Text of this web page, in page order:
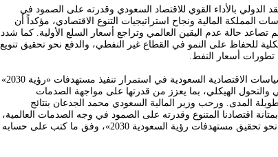
الدولي بالأداء القوي للاقتصاد السعودي وقدرته على الصمود في
المملكة المالية ونجاح استراتيجيات التنوع الاقتصادي، مؤكداً أن
تصاعد حالة عدم اليقين العالمي وتراجع أسعار السلع الأولية. كما شدد
للحفاظ على النمو في القطاع غير النفطي، والدفع نحو تحقيق تنويع
أسعار النفط.
يعكس هذا التقييم الدولي نجاح السياسات الاقتصادية السعودية في استمرار تنفيذ مستهدفات «رؤية 2030»
والتحول الهيكلي، بما يعزز من قدرتها على مواجهة الصدمات
طويلة المدى. ورحب وزير المالية السعودي محمد الجدعان بنتائج
اقتصادنا المتنوع وقدرته على الصمود في وجه الصدمات العالمية،
والذي نسير من خلاله بخطى ثابتة نحو تحقيق مستهدفات رؤية السعودية 2030»، وفق ما كتب على حسابه